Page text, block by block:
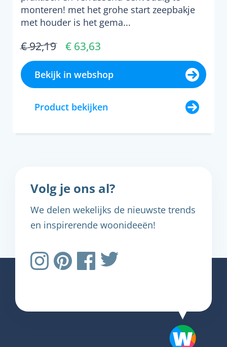
monteren! met het grohe start zeepbakje
met houder is het gema...
€ 92,19 € 63,63
Bekijk in webshop
Product bekijken
Volg je ons al?
We delen wekelijks de nieuwste trends
en inspirerende woonideeën!